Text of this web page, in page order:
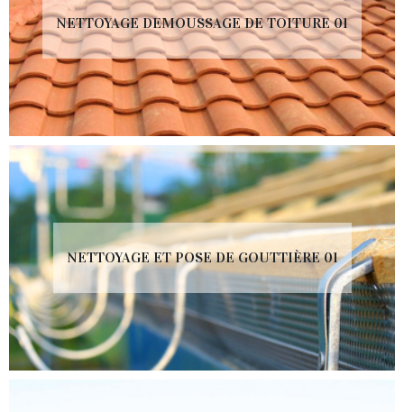
NETTOYAGE DEMOUSSAGE DE TOITURE 01
NETTOYAGE ET POSE DE GOUTTIÈRE 01